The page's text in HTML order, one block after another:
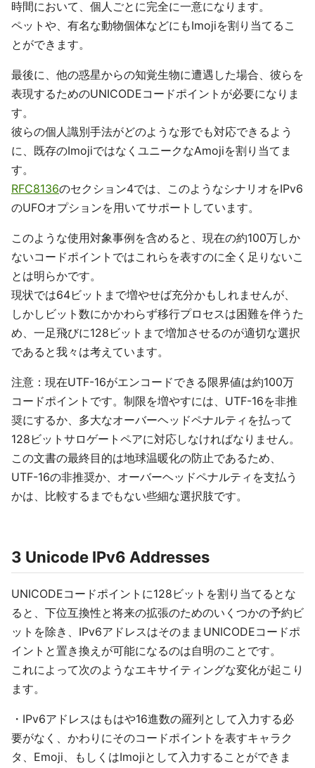
時間において、個人ごとに完全に一意になります。
ペットや、有名な動物個体などにもImojiを割り当てるこ
とができます。
最後に、他の惑星からの知覚生物に遭遇した場合、彼らを
表現するためのUNICODEコードポイントが必要になりま
す。
彼らの個人識別手法がどのような形でも対応できるよう
に、既存のImojiではなくユニークなAmojiを割り当てま
す。
RFC8136のセクション4では、このようなシナリオをIPv6
のUFOオプションを用いてサポートしています。
このような使用対象事例を含めると、現在の約100万しか
ないコードポイントではこれらを表すのに全く足りないこ
とは明らかです。
現状では64ビットまで増やせば充分かもしれませんが、
しかしビット数にかかわらず移行プロセスは困難を伴うた
め、一足飛びに128ビットまで増加させるのが適切な選択
であると我々は考えています。
注意：現在UTF-16がエンコードできる限界値は約100万
コードポイントです。制限を増やすには、UTF-16を非推
奨にするか、多大なオーバーヘッドペナルティを払って
128ビットサロゲートペアに対応しなければなりません。
この文書の最終目的は地球温暖化の防止であるため、
UTF-16の非推奨か、オーバーヘッドペナルティを支払う
かは、比較するまでもない些細な選択肢です。
3 Unicode IPv6 Addresses
UNICODEコードポイントに128ビットを割り当てるとな
ると、下位互換性と将来の拡張のためのいくつかの予約ビ
ットを除き、IPv6アドレスはそのままUNICODEコードポ
イントと置き換えが可能になるのは自明のことです。
これによって次のようなエキサイティングな変化が起こり
ます。
・IPv6アドレスはもはや16進数の羅列として入力する必
要がなく、かわりにそのコードポイントを表すキャラク
タ、Emoji、もしくはImojiとして入力することができま